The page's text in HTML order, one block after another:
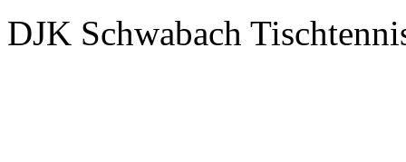
DJK Schwabach